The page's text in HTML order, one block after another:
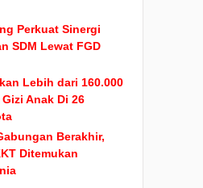
Perkuat Sinergi
SDM Lewat FGD
Lebih dari 160.000
Anak Di 26
Berakhir,
Ditemukan